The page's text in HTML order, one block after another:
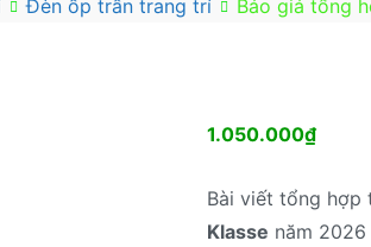
Đèn ốp trần trang trí Báo giá tổng
1.050.000₫
Bài viết tổng hợp
Klasse năm